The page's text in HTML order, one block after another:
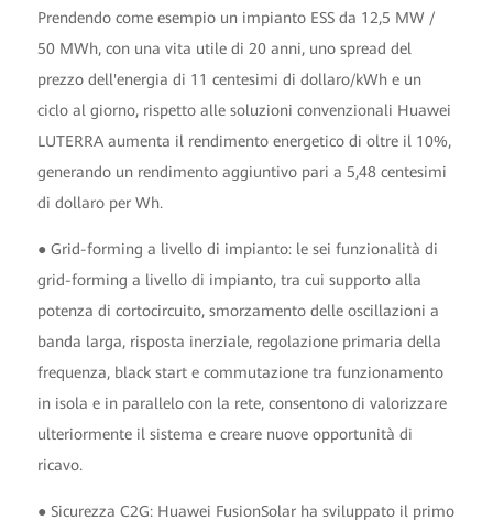
Prendendo come esempio un impianto ESS da 12,5 MW /
50 MWh, con una vita utile di 20 anni, uno spread del
prezzo dell'energia di 11 centesimi di dollaro/kWh e un
ciclo al giorno, rispetto alle soluzioni convenzionali Huawei
LUTERRA aumenta il rendimento energetico di oltre il 10%,
generando un rendimento aggiuntivo pari a 5,48 centesimi
di dollaro per Wh.
● Grid-forming a livello di impianto: le sei funzionalità di
grid-forming a livello di impianto, tra cui supporto alla
potenza di cortocircuito, smorzamento delle oscillazioni a
banda larga, risposta inerziale, regolazione primaria della
frequenza, black start e commutazione tra funzionamento
in isola e in parallelo con la rete, consentono di valorizzare
ulteriormente il sistema e creare nuove opportunità di
ricavo.
● Sicurezza C2G: Huawei FusionSolar ha sviluppato il primo